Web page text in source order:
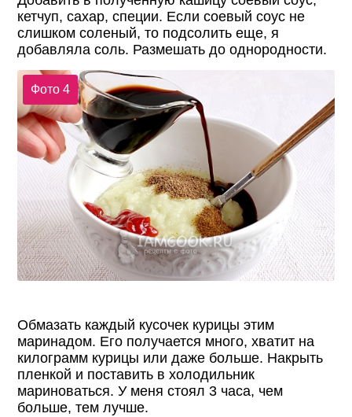
кетчуп, сахар, специи. Если соевый соус не
слишком соленый, то подсолить еще, я
добавляла соль. Размешать до однородности.
Фото 4
Обмазать каждый кусочек курицы этим
маринадом. Его получается много, хватит на
килограмм курицы или даже больше. Накрыть
пленкой и поставить в холодильник
мариноваться. У меня стоял 3 часа, чем
больше, тем лучше.